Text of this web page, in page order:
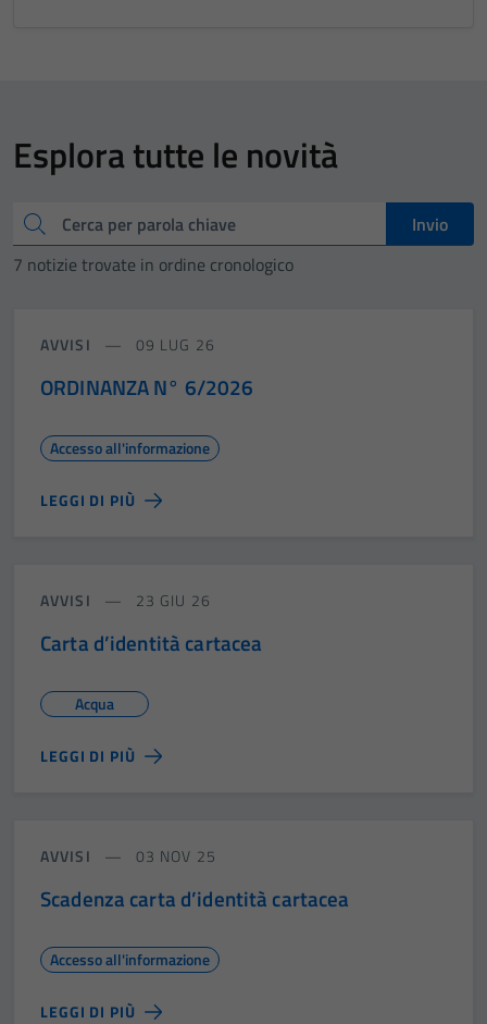
Esplora tutte le novità
Cerca
Invio
7 notizie trovate in ordine cronologico
AVVISI 09 LUG 26
ORDINANZA N° 6/2026
Accesso all'informazione
LEGGI DI PIÙ
AVVISI 23 GIU 26
Carta d’identità cartacea
Acqua
LEGGI DI PIÙ
AVVISI 03 NOV 25
Scadenza carta d’identità cartacea
Accesso all'informazione
LEGGI DI PIÙ